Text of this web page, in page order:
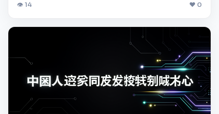
👁 14 ❤ 0